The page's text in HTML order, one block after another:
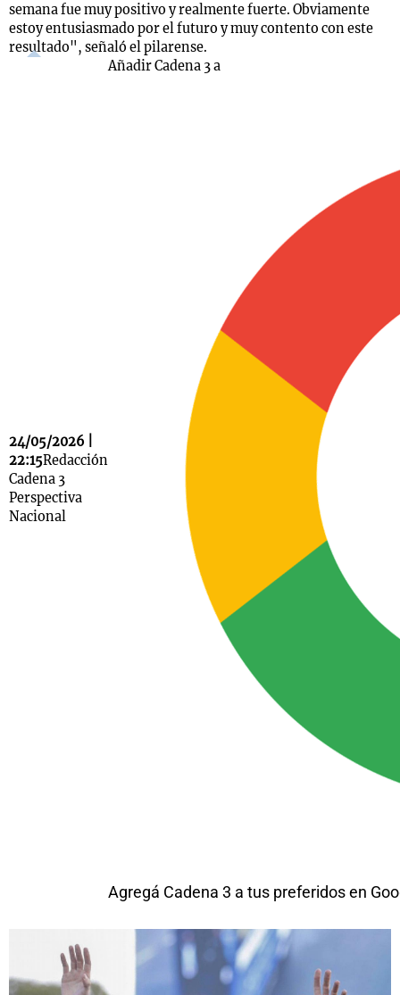
semana fue muy positivo y realmente fuerte. Obviamente
estoy entusiasmado por el futuro y muy contento con este
resultado", señaló el pilarense.
24/05/2026 |
22:15Redacción
Cadena 3
Perspectiva
Nacional
Añadir Cadena 3 a
Agregá Cadena 3 a tus preferidos en
La Sole en
Cadena 3